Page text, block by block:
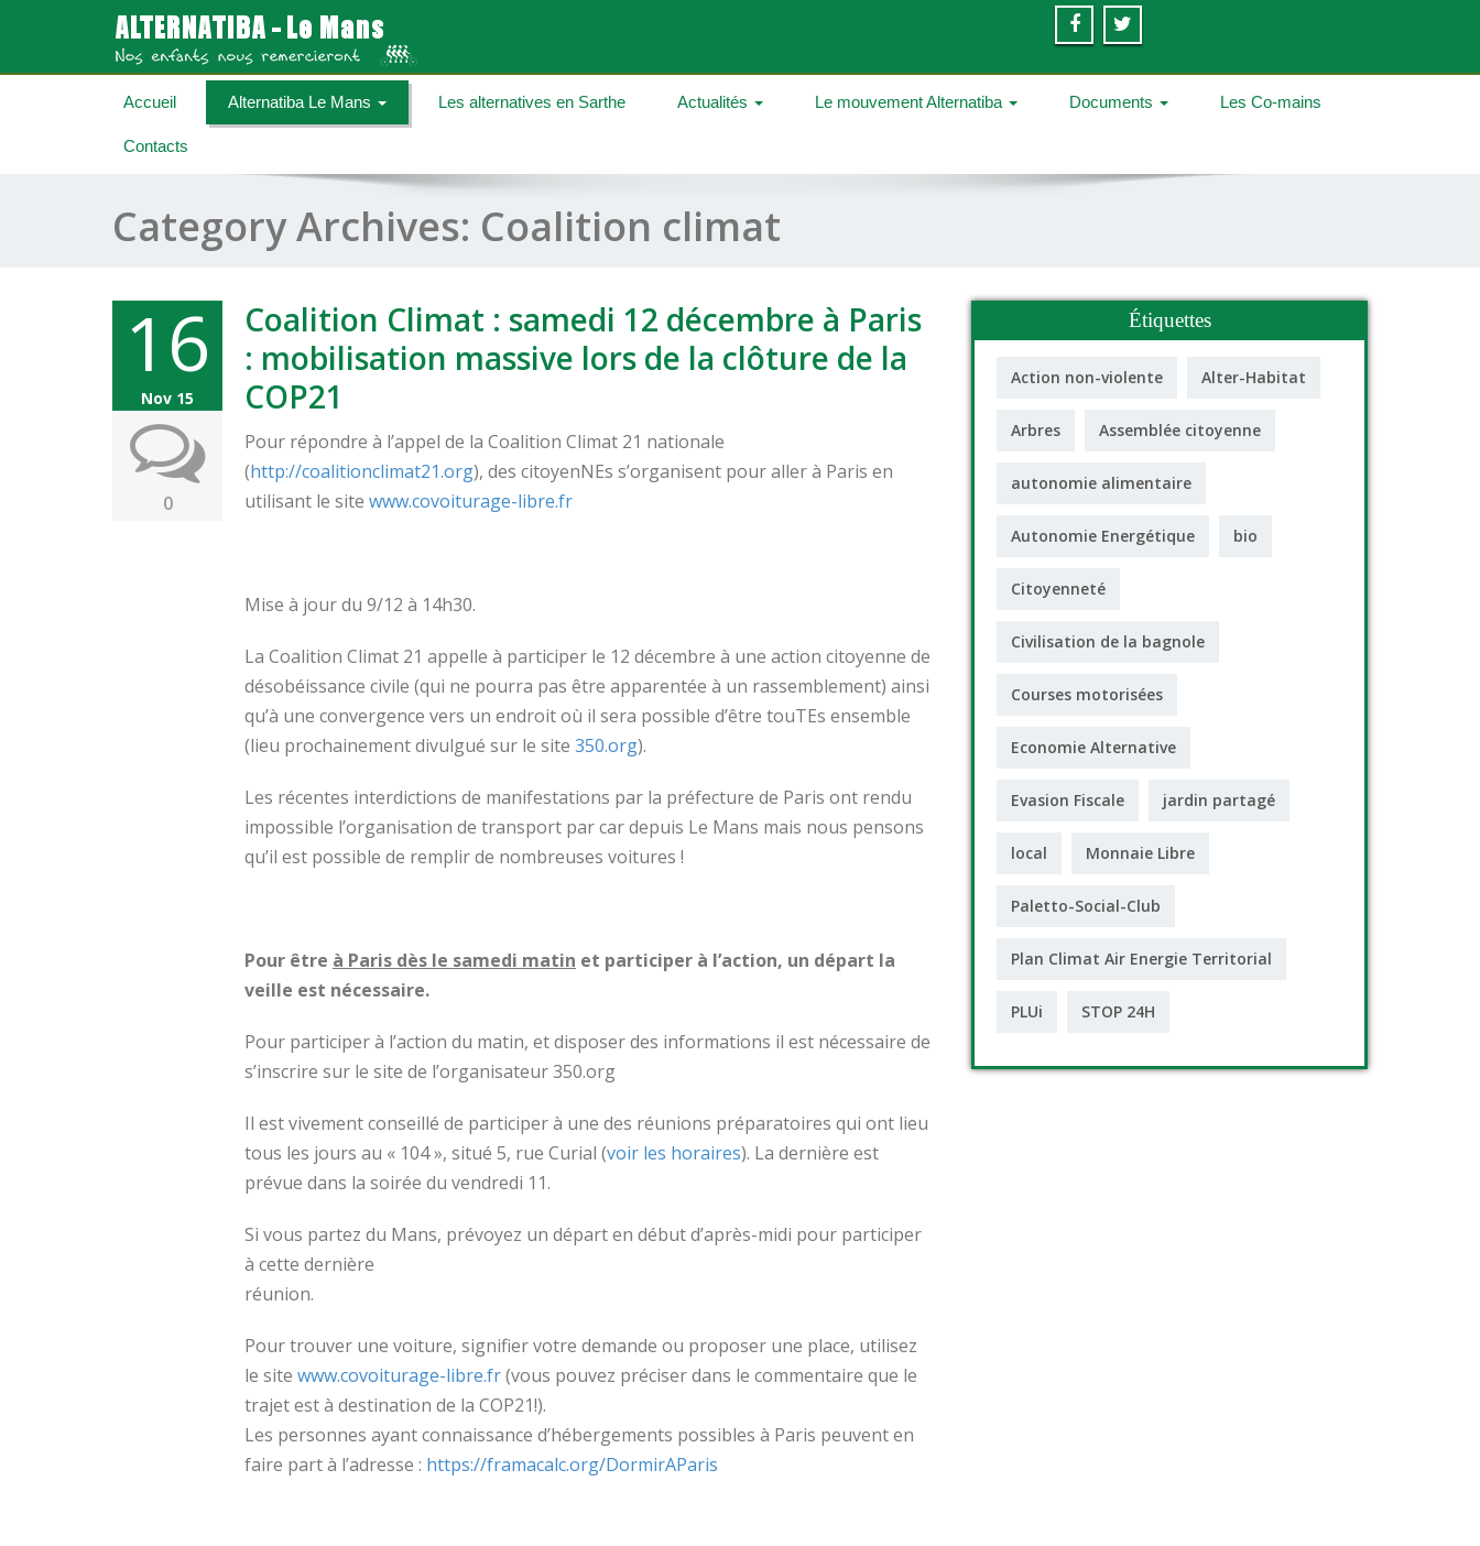
Accueil Alternatiba Le Mans Les alternatives en Sarthe Actualités Le mouvement Alternatiba Documents Les Co-mains
Contacts
Category Archives: Coalition climat
16
Nov 15
0
Coalition Climat : samedi 12 décembre à Paris
: mobilisation massive lors de la clôture de la
COP21
Pour répondre à l’appel de la Coalition Climat 21 nationale
(http://coalitionclimat21.org), des citoyenNEs s’organisent pour aller à Paris en
utilisant le site www.covoiturage-libre.fr
Mise à jour du 9/12 à 14h30.
La Coalition Climat 21 appelle à participer le 12 décembre à une action citoyenne de
désobéissance civile (qui ne pourra pas être apparentée à un rassemblement) ainsi
qu’à une convergence vers un endroit où il sera possible d’être touTEs ensemble
(lieu prochainement divulgué sur le site 350.org).
Les récentes interdictions de manifestations par la préfecture de Paris ont rendu
impossible l’organisation de transport par car depuis Le Mans mais nous pensons
qu’il est possible de remplir de nombreuses voitures !
Pour être à Paris dès le samedi matin et participer à l’action, un départ la
veille est nécessaire.
Pour participer à l’action du matin, et disposer des informations il est nécessaire de
s’inscrire sur le site de l’organisateur 350.org
Il est vivement conseillé de participer à une des réunions préparatoires qui ont lieu
tous les jours au « 104 », situé 5, rue Curial (voir les horaires). La dernière est
prévue dans la soirée du vendredi 11.
Si vous partez du Mans, prévoyez un départ en début d’après-midi pour participer
à cette dernière
réunion.
Pour trouver une voiture, signifier votre demande ou proposer une place, utilisez
le site www.covoiturage-libre.fr(vous pouvez préciser dans le commentaire que le
trajet est à destination de la COP21!).
Les personnes ayant connaissance d’hébergements possibles à Paris peuvent en
faire part à l’adresse : https://framacalc.org/DormirAParis
Étiquettes
Action non-violente Alter-Habitat
Arbres Assemblée citoyenne
autonomie alimentaire
Autonomie Energétique bio
Citoyenneté
Civilisation de la bagnole
Courses motorisées
Economie Alternative
Evasion Fiscale jardin partagé
local Monnaie Libre
Paletto-Social-Club
Plan Climat Air Energie Territorial
PLUi STOP 24H